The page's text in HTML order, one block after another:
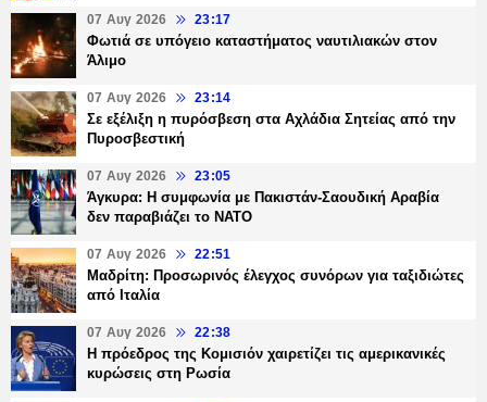
07 Αυγ 2026 23:17
Φωτιά σε υπόγειο καταστήματος ναυτιλιακών στον
Άλιμο
07 Αυγ 2026 23:14
Σε εξέλιξη η πυρόσβεση στα Αχλάδια Σητείας από την
Πυροσβεστική
07 Αυγ 2026 23:05
Άγκυρα: Η συμφωνία με Πακιστάν-Σαουδική Αραβία
δεν παραβιάζει το ΝΑΤΟ
07 Αυγ 2026 22:51
Μαδρίτη: Προσωρινός έλεγχος συνόρων για ταξιδιώτες
από Ιταλία
07 Αυγ 2026 22:38
Η πρόεδρος της Κομισιόν χαιρετίζει τις αμερικανικές
κυρώσεις στη Ρωσία